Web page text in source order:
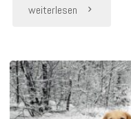
weiterlesen "Happy
Nahla
♥"